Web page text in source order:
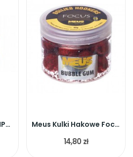
KULKI DWUKROTNIE DIPOWANE NATURALNA WĄTROBA 20MM Meus Kulki Hakowe Focus 18mm Bubble Gum
14,80 zł